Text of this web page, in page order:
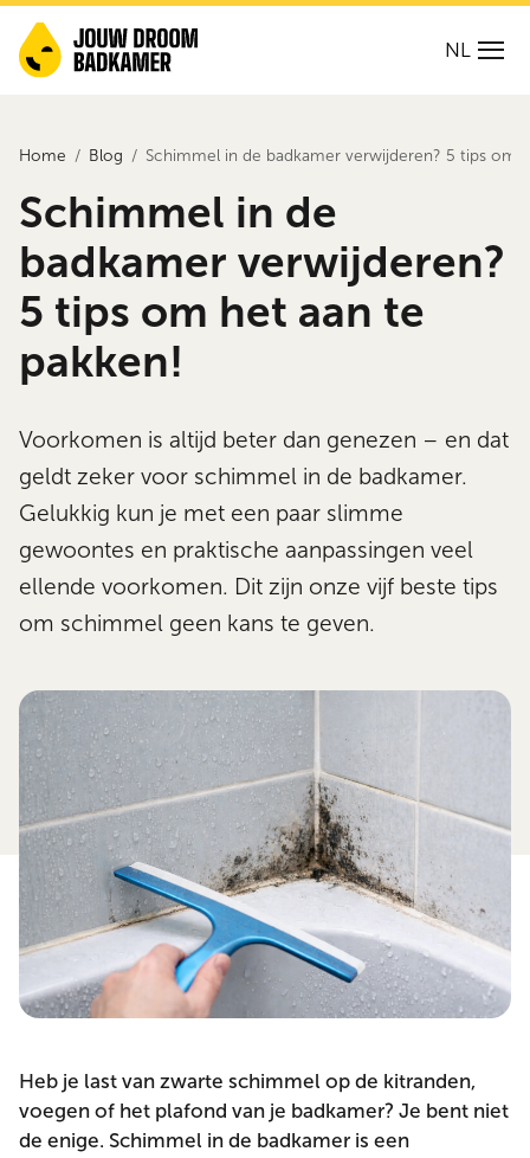
NL
Home Blog Schimmel in de badkamer verwijderen? 5 tips om
Schimmel in de
badkamer verwijderen?
5 tips om het aan te
pakken!
Voorkomen is altijd beter dan genezen – en dat
geldt zeker voor schimmel in de badkamer.
Gelukkig kun je met een paar slimme
gewoontes en praktische aanpassingen veel
ellende voorkomen. Dit zijn onze vijf beste tips
om schimmel geen kans te geven.
Heb je last van zwarte schimmel op de kitranden,
voegen of het plafond van je badkamer? Je bent niet
de enige. Schimmel in de badkamer is een